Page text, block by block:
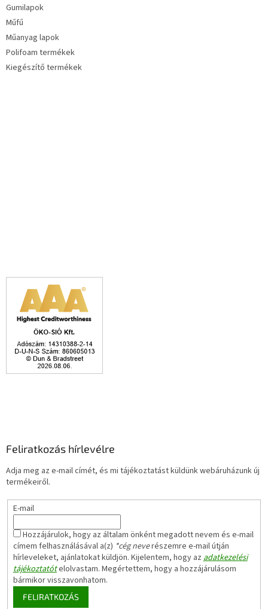
Gumilapok
Műfű
Műanyag lapok
Polifoam termékek
Kiegészítő termékek
Feliratkozás hírlevélre
Adja meg az e-mail címét, és mi tájékoztatást küldünk webáruházunk új
termékeiről.
E-mail
Hozzájárulok, hogy az általam önként megadott nevem és e-mail
címem felhasználásával a(z) *cég neverészemre e-mail útján
hírleveleket, ajánlatokat küldjön. Kijelentem, hogy azadatkezelési
tájékoztatótelolvastam. Megértettem, hogy a hozzájárulásom
bármikor visszavonhatom.
FELIRATKOZÁS